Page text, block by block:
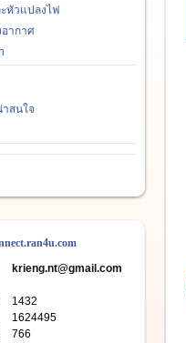
หัวแปลงไฟ
อากาศ
สนใจ
krieng.nt@gmail.com
1432
1624495
766